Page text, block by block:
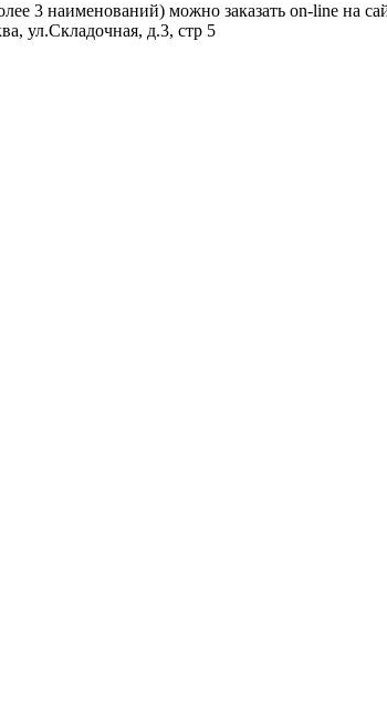
3 наименований) можно заказать on-line на
ул.Складочная, д.3, стр 5